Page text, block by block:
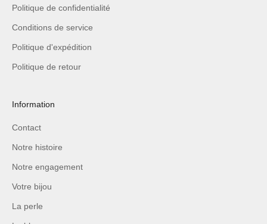
Politique de confidentialité
Conditions de service
Politique d'expédition
Politique de retour
Information
Contact
Notre histoire
Notre engagement
Votre bijou
La perle